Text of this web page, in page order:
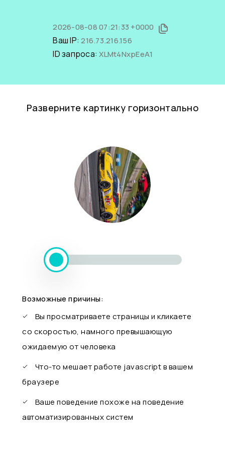
2026-08-08 07:21:33 +0000
Ваш IP:216.73.216.156
ID запроса:XLMt4NxpEeA1
Разверните картинку горизонтально
Возможные причины:
Вы просматриваете страницы и кликаете
со скоростью, намного превышающую
ожидаемую от человека
Что-то мешает работе javascript в вашем
браузере
Ваше поведение похоже на поведение
автоматизированных систем